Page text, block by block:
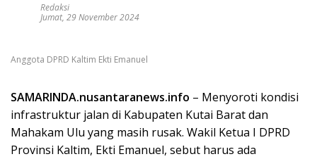
Redaksi
Jumat, 29 November 2024
Anggota DPRD Kaltim Ekti Emanuel
SAMARINDA.nusantaranews.info – Menyoroti kondisi
infrastruktur jalan di Kabupaten Kutai Barat dan
Mahakam Ulu yang masih rusak. Wakil Ketua I DPRD
Provinsi Kaltim, Ekti Emanuel, sebut harus ada